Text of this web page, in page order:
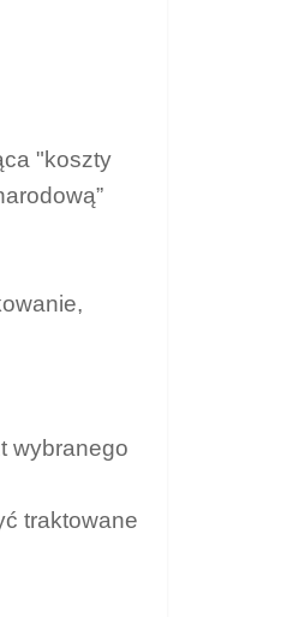
"koszty
wybranego
traktowane